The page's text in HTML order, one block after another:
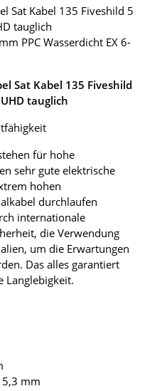
Sat Kabel 135 Fiveshild 5
tauglich
PPC Wasserdicht EX 6-
Sat Kabel 135 Fiveshild
tauglich
für hohe
sehr gute elektrische
hohen
durchlaufen
internationale
die Verwendung
um die Erwartungen
Das alles garantiert
Langlebigkeit.
mm